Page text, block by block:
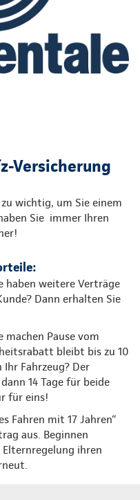
Versicherung
wichtig, um Sie einem
Sie immer Ihren
haben weitere Verträge
Dann erhalten Sie
machen Pause vom
bleibt bis zu 10
Fahrzeug? Der
14 Tage für beide
für eins!
Fahren mit 17 Jahren“
aus. Beginnen
ihren